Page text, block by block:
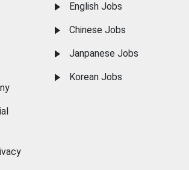
English Jobs
Chinese Jobs
Janpanese Jobs
Korean Jobs